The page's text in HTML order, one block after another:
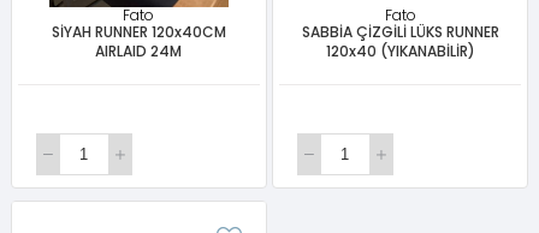
Fato
SİYAH RUNNER 120x40CM
AIRLAID 24M
Fato
SABBİA ÇİZGİLİ LÜKS RUNNER
120x40 (YIKANABİLİR)